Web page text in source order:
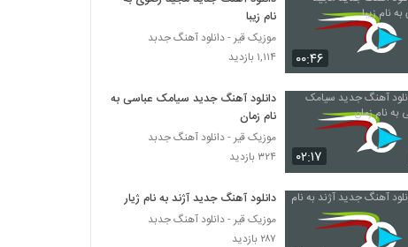
موزیک زیبای از وقتی رفتی از مهدی عامری نیا
۳۱۷ بازدید
دانلود آهنگ جدید و زیبای آروین راد با نام
۲۶۵ بازدید
دانلود آهنگ آروم آروم از مسعود صادقلو به
همراه متن ترانه
۵۷۹ بازدید
۰۰:۴۶
نام زیبا
موزیک قیر - دانلود آهنگ جدبد
۱,۱۱۴ بازدید
۰۲:۱۷
دانلود آهنگ جدید سیامک عباسی به
نام زمان
موزیک قیر - دانلود آهنگ جدبد
۳۲۴ بازدید
دانلود آهنگ جدید آژند به نام ژیار
موزیک قیر - دانلود آهنگ جدبد
۲۸۷ بازدید